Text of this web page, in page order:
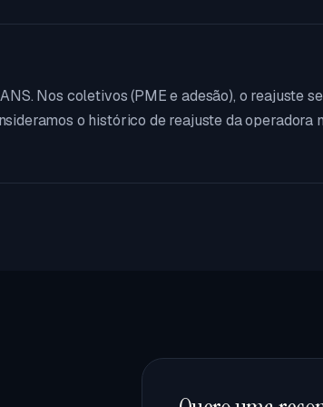
Nos coletivos (PME e adesão), o reajuste
o histórico de reajuste da operadora